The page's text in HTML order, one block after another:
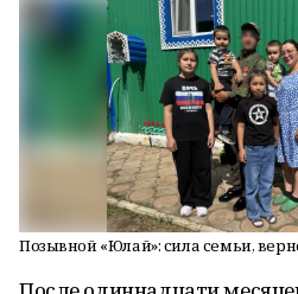
Позывной «Юлай»: сила семьи,